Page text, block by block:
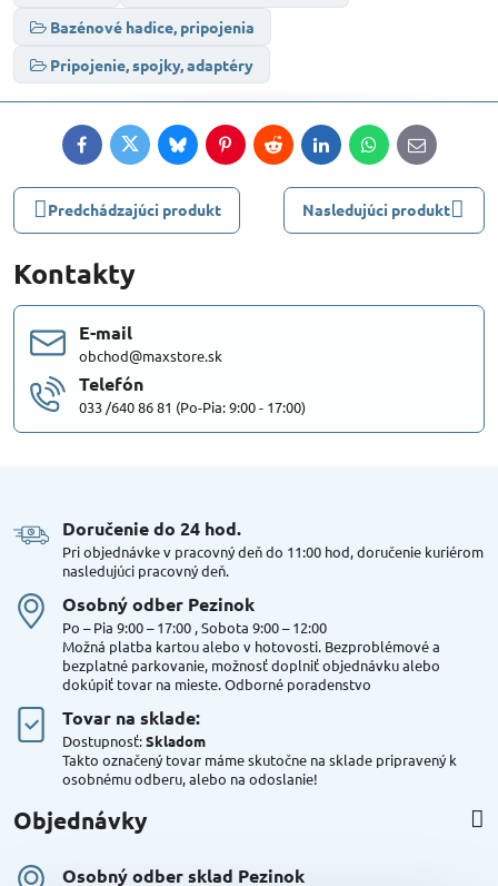
Bazénové hadice, pripojenia
Pripojenie, spojky, adaptéry
FacebookTwitterBlueskyPinterestRedditLinkedInWhatsApp
E-
mail
Predchádzajúci produkt Nasledujúci produkt
Kontakty
E-mail
obchod@maxstore.sk
Telefón
033 /640 86 81 (Po-Pia: 9:00 - 17:00)
Doručenie do 24 hod​.
Pri objednávke v pracovný deň do 11:00 hod, doručenie kuriérom
nasledujúci pracovný deň.
Osobný odber Pezinok
Po – Pia 9:00 – 17:00 , Sobota 9:00 – 12:00
Možná platba kartou alebo v hotovosti. Bezproblémové a
bezplatné parkovanie, možnosť doplniť objednávku alebo
dokúpiť tovar na mieste. Odborné poradenstvo
Tovar na sklade:
Dostupnosť:Skladom
Takto označený tovar máme skutočne na sklade pripravený k
osobnému odberu, alebo na odoslanie!
Objednávky
Osobný odber sklad Pezinok